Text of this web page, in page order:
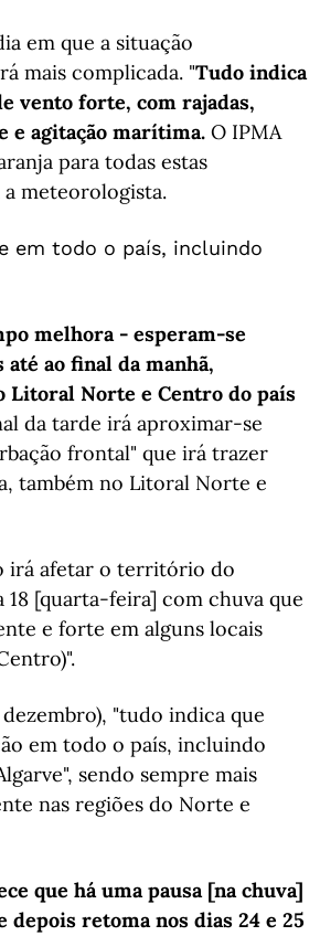
em que a situação
mais complicada. "Tudo indica
vento forte, com rajadas,
e agitação marítima. O IPMA
para todas estas
a meteorologista.
em todo o país, incluindo
melhora - esperam-se
ao final da manhã,
Litoral Norte e Centro do país
da tarde irá aproximar-se
frontal" que irá trazer
também no Litoral Norte e
irá afetar o território do
[quarta-feira] com chuva que
e forte em alguns locais
dezembro), "tudo indica que
em todo o país, incluindo
sendo sempre mais
nas regiões do Norte e
que há uma pausa [na chuva]
depois retoma nos dias 24 e 25